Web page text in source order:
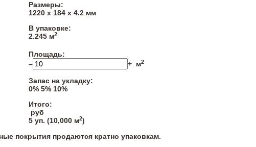
Размеры:
1220 х 184 х 4.2 мм
В упаковке:
2.245 м2
Площадь:
–
+ м2
Запас на укладку:
0% 5% 10%
Итого:
руб
5 уп. (10,000 м2)
покрытия продаются кратно упаковкам.